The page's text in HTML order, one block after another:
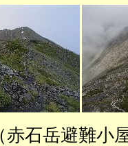
岳避難